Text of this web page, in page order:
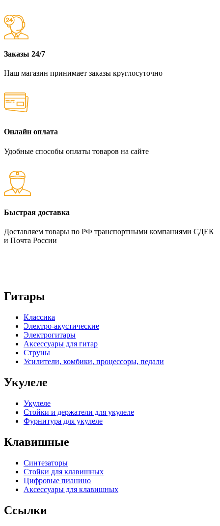
Заказы 24/7
Наш магазин принимает заказы круглосуточно
Онлайн оплата
Удобные способы оплаты товаров на сайте
Быстрая доставка
Доставляем товары по РФ транспортными компаниями СДЕК
и Почта России
Гитары
Классика
Электро-акустические
Электрогитары
Аксессуары для гитар
Струны
Усилители, комбики, процессоры, педали
Укулеле
Укулеле
Стойки и держатели для укулеле
Фурнитура для укулеле
Клавишные
Синтезаторы
Стойки для клавишных
Цифровые пианино
Аксессуары для клавишных
Ссылки